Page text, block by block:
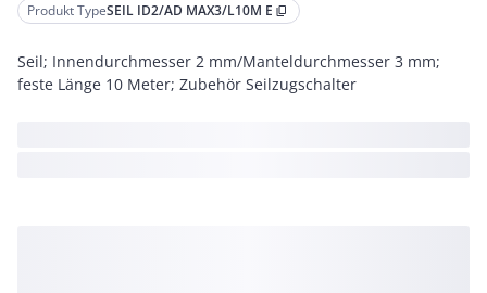
Produkt TypeSEIL ID2/AD MAX3/L10M E content_copy
Seil; Innendurchmesser 2 mm/Manteldurchmesser 3 mm;
feste Länge 10 Meter; Zubehör Seilzugschalter